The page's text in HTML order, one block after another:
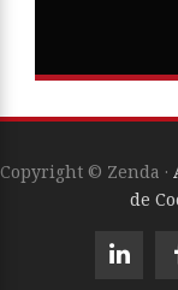
Copyright © Zenda ·
de